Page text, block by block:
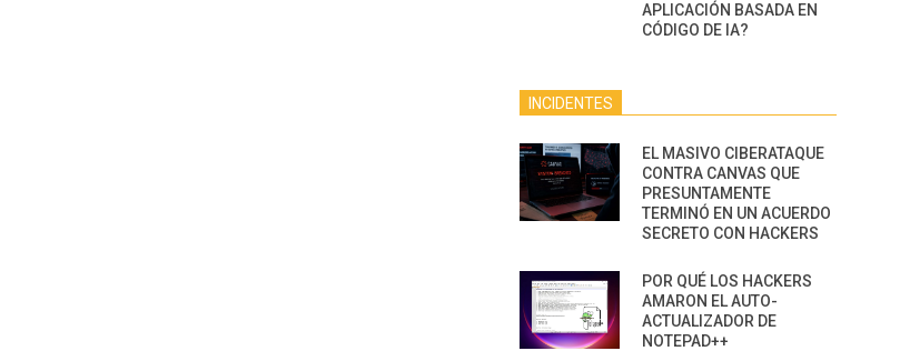
APLICACIÓN BASADA EN
CÓDIGO DE IA?
INCIDENTES
EL MASIVO CIBERATAQUE
CONTRA CANVAS QUE
PRESUNTAMENTE
TERMINÓ EN UN ACUERDO
SECRETO CON HACKERS
POR QUÉ LOS HACKERS
AMARON EL AUTO-
ACTUALIZADOR DE
NOTEPAD++